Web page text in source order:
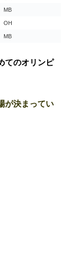
MB
OH
MB
てのオリンピ
が決まってい